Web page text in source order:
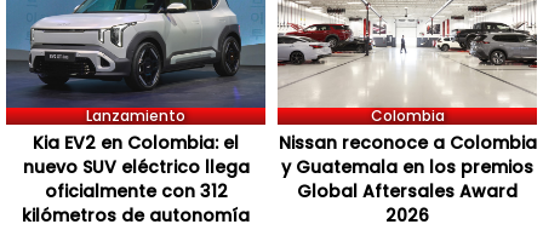
Lanzamiento
Kia EV2 en Colombia: el
nuevo SUV eléctrico llega
oficialmente con 312
kilómetros de autonomía
Colombia
Nissan reconoce a Colombia
y Guatemala en los premios
Global Aftersales Award
2026